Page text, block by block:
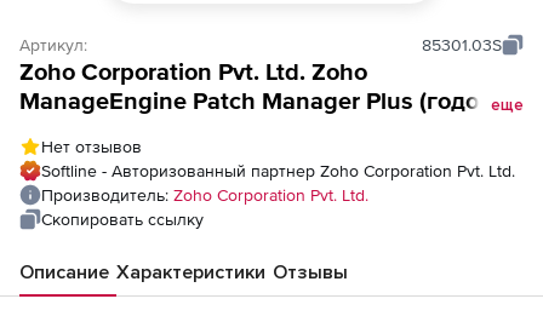
Артикул: 85301.03S
Zoho Corporation Pvt. Ltd. Zoho
ManageEngine Patch Manager Plus (годовая
компьютеров), fee for 250 Computers and
Single User
еще
Нет отзывов
Softline - Авторизованный партнер Zoho Corporation Pvt. Ltd.
Производитель: Zoho Corporation Pvt. Ltd.
Скопировать ссылку
Описание Характеристики Отзывы